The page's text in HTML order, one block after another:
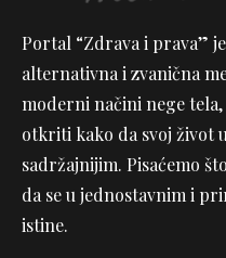
Portal “Zdrava i prava”
alternativna i zvanična
moderni načini nege tela,
otkriti kako da svoj život
sadržajnijim. Pisaćemo
da se u jednostavnim i
istine.